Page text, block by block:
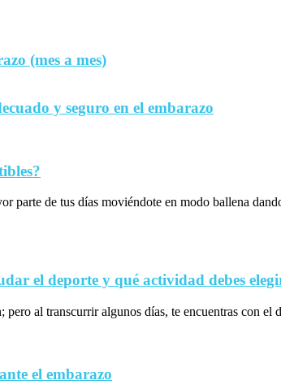
(mes a mes)
y seguro en el embarazo
parte de tus días moviéndote en modo ballena
el deporte y qué actividad debes
al transcurrir algunos días, te encuentras con el
el embarazo